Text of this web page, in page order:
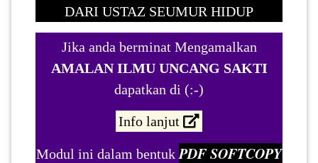
DARI USTAZ SEUMUR HIDUP
Jika anda berminat Mengamalkan
AMALAN ILMU UNCANG SAKTI
dapatkan di (:-)
Info lanjut
Modul ini dalam bentuk PDF SOFTCOPY